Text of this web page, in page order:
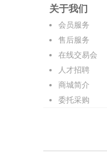
关于我们
会员服务
售后服务
在线交易会
人才招聘
商城简介
委托采购